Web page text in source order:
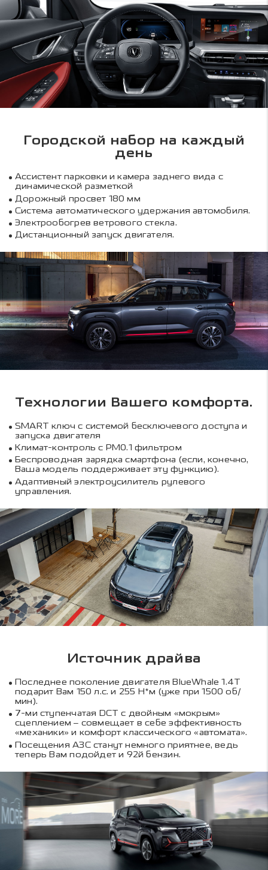
Городской набор на каждый
день
Ассистент парковки и камера заднего вида с
динамической разметкой
Дорожный просвет 180 мм
Система автоматического удержания автомобиля.
Электрообогрев ветрового стекла.
Дистанционный запуск двигателя.
Технологии Вашего комфорта.
SMART ключ с системой бесключевого доступа и
запуска двигателя
Климат-контроль с PM0.1 фильтром
Беспроводная зарядка смартфона (если, конечно,
Ваша модель поддерживает эту функцию).
Адаптивный электроусилитель рулевого
управления.
Источник драйва
Последнее поколение двигателя BlueWhale 1.4T
подарит Вам 150 л.с. и 255 Н*м (уже при 1500 об/
мин).
7-ми ступенчатая DCT с двойным «мокрым»
сцеплением – совмещает в себе эффективность
«механики» и комфорт классического «автомата».
Посещения АЗС станут немного приятнее, ведь
теперь Вам подойдет и 92й бензин.